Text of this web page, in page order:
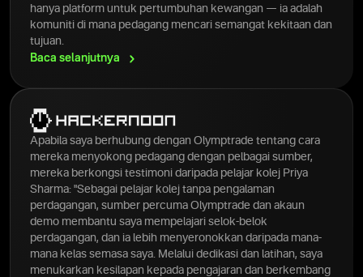
hanya platform untuk pertumbuhan kewangan — ia adalah
komuniti di mana pedagang mencari semangat kekitaan dan
tujuan.
Baca selanjutnya
Apabila saya berhubung dengan Olymptrade tentang cara
mereka menyokong pedagang dengan pelbagai sumber,
mereka berkongsi testimoni daripada pelajar kolej Priya
Sharma: "Sebagai pelajar kolej tanpa pengalaman
perdagangan, sumber percuma Olymptrade dan akaun
demo membantu saya mempelajari selok-belok
perdagangan, dan ia lebih menyeronokkan daripada mana-
mana kelas semasa saya. Melalui dedikasi dan latihan, saya
menukarkan kesilapan kepada pengajaran dan berkembang